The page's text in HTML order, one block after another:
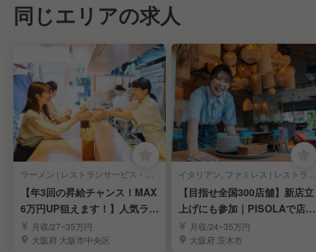
同じエリアの求人
ラーメン | レストランサービス・ホールスタッフ
【年3回の昇給チャンス！MAX
6万円UP狙えます！】人気ラー
メンの社員募集
月収/27~35万円
大阪府 大阪市中央区
イタリアン, ファミレス | レストランサービス・ホールスタッフ
【目指せ全国300店舗】新店立
上げにも参加｜PISOLAで店長
候補募集！
月収/24~35万円
大阪府 茨木市